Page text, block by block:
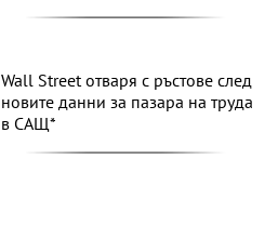
Wall Street отваря с ръстове след
новите данни за пазара на труда
в САЩ*